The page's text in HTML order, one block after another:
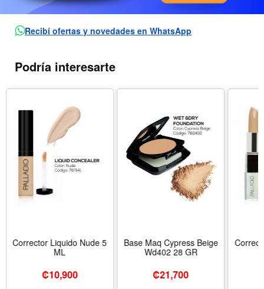
Recibí ofertas y novedades en WhatsApp
Podría interesarte
Corrector Liquido Nude 5
ML
₡10,900
Base Maq Cypress Beige
Wd402 28 GR
₡21,700